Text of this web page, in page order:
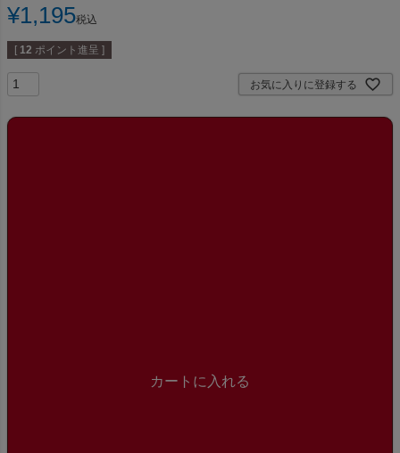
¥1,195税込
[ 12 ポイント進呈 ]
お気に入りに登録する
カートに入れる